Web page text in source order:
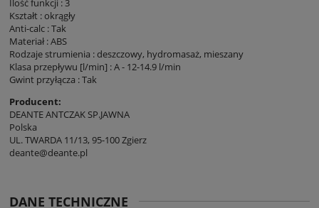
Ilość funkcji : 3
Kształt : okrągły
Anti-calc : Tak
Materiał : ABS
Rodzaje strumienia : deszczowy, hydromasaż, mieszany
Klasa przepływu [l/min] : A - 12-14.9 l/min
Gwint przyłącza : Tak
Producent:
DEANTE ANTCZAK SP.JAWNA
Polska
UL. TWARDA 11/13, 95-100 Zgierz
deante@deante.pl
DANE TECHNICZNE